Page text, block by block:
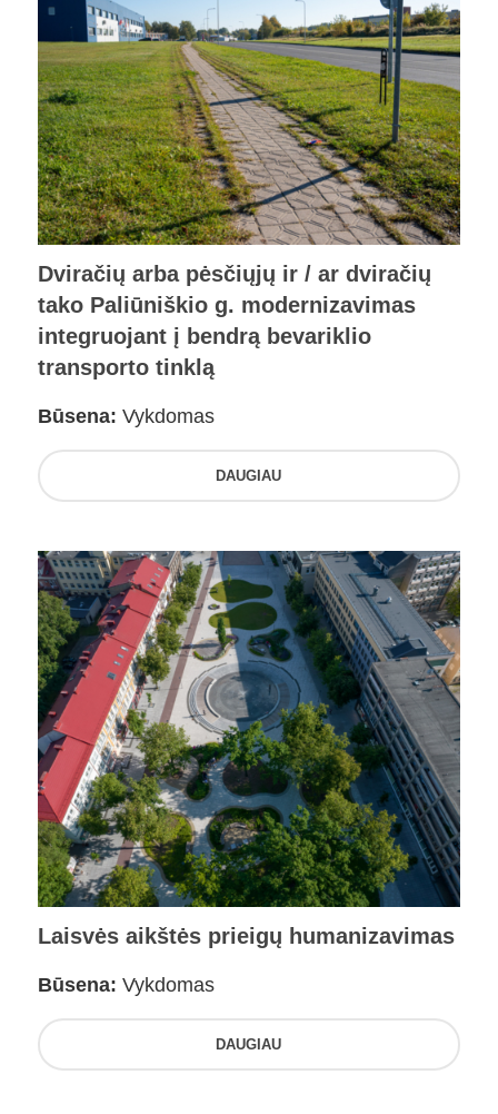
Dviračių arba pėsčiųjų ir / ar dviračių
tako Paliūniškio g. modernizavimas
integruojant į bendrą bevariklio
transporto tinklą
Būsena: Vykdomas
DAUGIAU
Laisvės aikštės prieigų humanizavimas
Būsena: Vykdomas
DAUGIAU